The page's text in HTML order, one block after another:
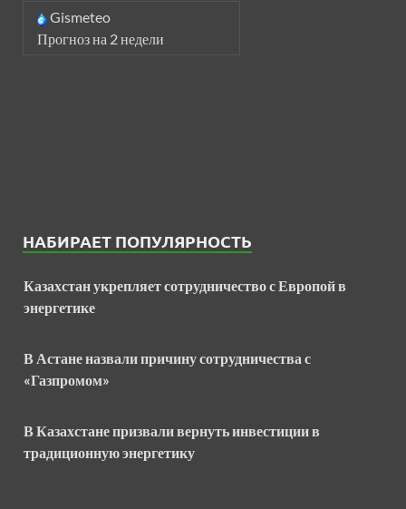
Gismeteo
Прогноз на 2 недели
НАБИРАЕТ ПОПУЛЯРНОСТЬ
Казахстан укрепляет сотрудничество с Европой в
энергетике
В Астане назвали причину сотрудничества с
«Газпромом»
В Казахстане призвали вернуть инвестиции в
традиционную энергетику